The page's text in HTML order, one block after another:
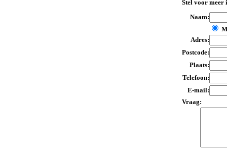
Stel voor meer
Naam:
Adres:
Postcode:
Plaats:
Telefoon:
E-mail:
Vraag: